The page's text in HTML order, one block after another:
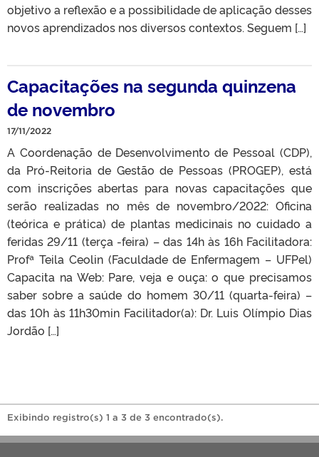
objetivo a reflexão e a possibilidade de aplicação desses
novos aprendizados nos diversos contextos. Seguem […]
Capacitações na segunda quinzena
de novembro
17/11/2022
A Coordenação de Desenvolvimento de Pessoal (CDP),
da Pró-Reitoria de Gestão de Pessoas (PROGEP), está
com inscrições abertas para novas capacitações que
serão realizadas no mês de novembro/2022: Oficina
(teórica e prática) de plantas medicinais no cuidado a
feridas 29/11 (terça -feira) – das 14h às 16h Facilitadora:
Profª Teila Ceolin (Faculdade de Enfermagem – UFPel)
Capacita na Web: Pare, veja e ouça: o que precisamos
saber sobre a saúde do homem 30/11 (quarta-feira) –
das 10h às 11h30min Facilitador(a): Dr. Luis Olímpio Dias
Jordão […]
Exibindo registro(s) 1 a 3 de 3 encontrado(s).